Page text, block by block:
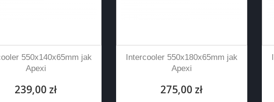
550x140x65mm jak
Apexi
239,00 zł
Intercooler 550x180x65mm jak
Apexi
275,00 zł